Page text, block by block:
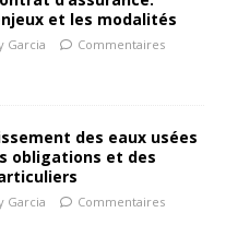
et les modalités
Garcia
Commentaires
des eaux usées
obligations et des
Garcia
Commentaires